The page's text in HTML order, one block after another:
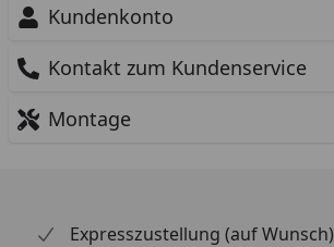
Kundenkonto
Kontakt zum Kundenservice
Montage
Expresszustellung (auf Wunsch)